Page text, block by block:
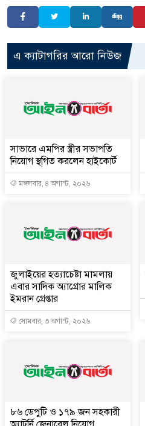
এ ক্যাটাগরির আরো নিউজ
সাভারে এমপির স্ত্রীর সভাপতি
নিয়োগ স্থগিত করলেন হাইকোর্ট
মঙ্গলবার, ৪ অগাস্ট, ২০২৬
জুলাইয়ের হত্যাচেষ্টা মামলায়
এবার সাদিক অ্যাগ্রোর মালিক
ইমরান গ্রেপ্তার
সোমবার, ৩ অগাস্ট, ২০২৬
৮৬ ডেপুটি ও ১৭৯ জন সহকারী